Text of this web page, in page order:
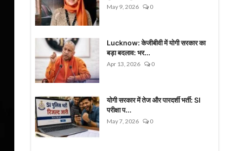
May 9, 2026 0
Lucknow: केजीबीवी में योगी सरकार का
बड़ा बदलाव: भर...
Apr 13, 2026 0
योगी सरकार में तेज और पारदर्शी भर्ती: SI
परीक्षा प...
May 7, 2026 0